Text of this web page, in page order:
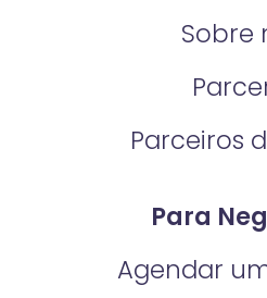
Sobre
Parceiros
Para
Agendar